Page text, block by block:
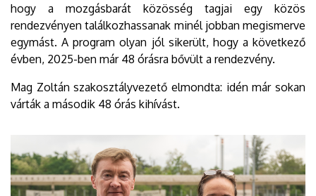
hogy a mozgásbarát közösség tagjai egy közös
rendezvényen találkozhassanak minél jobban megismerve
egymást. A program olyan jól sikerült, hogy a következő
évben, 2025-ben már 48 órásra bővült a rendezvény.
Mag Zoltán szakosztályvezető elmondta: idén már sokan
várták a második 48 órás kihívást.